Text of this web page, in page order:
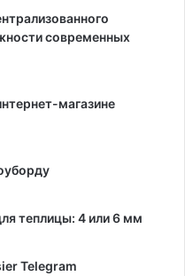
современных
магазине
теплицы: 4 или 6 мм
Telegram